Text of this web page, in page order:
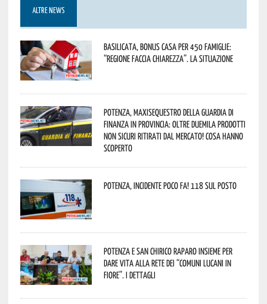
ALTRE NEWS
Basilicata, Bonus casa per 450 famiglie:
“Regione faccia chiarezza”. La situazione
Potenza, maxisequestro della Guardia di
Finanza in provincia: oltre duemila prodotti
non sicuri ritirati dal mercato! Cosa hanno
scoperto
Potenza, incidente poco fa! 118 sul posto
Potenza e San Chirico Raparo insieme per
dare vita alla rete dei “Comuni Lucani in
Fiore”. I dettagli